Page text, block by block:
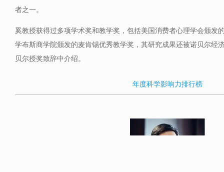
者之一。
奚教授获得过多项学术奖和教学奖，包括美国消费者心理学会颁发
学布斯商学院颁发的麦肯锡优秀教学奖，其研究成果还被诺贝尔经
贝尔授奖致辞中介绍。
年度科学影响力排行榜